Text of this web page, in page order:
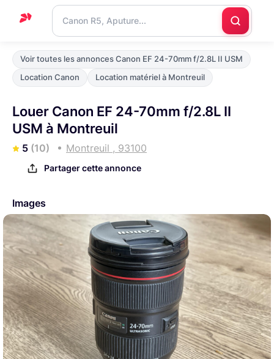
Accueil
Support
Nous
contacter
Voir toutes les annonces Canon EF 24-70mm f/2.8L II USM
Location Canon
Location matériel à Montreuil
Louer Canon EF 24-70mm f/2.8L II
USM à Montreuil
5 (10) Montreuil , 93100
Partager cette annonce
Images